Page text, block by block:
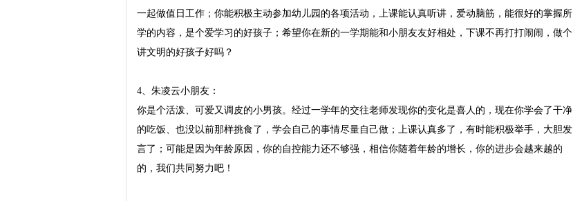
一起做值日工作；你能积极主动参加幼儿园的各项活动，上课能认真听讲，爱动脑筋，能很好的掌握所
学的内容，是个爱学习的好孩子；希望你在新的一学期能和小朋友友好相处，下课不再打打闹闹，做个
讲文明的好孩子好吗？
4、朱凌云小朋友：
你是个活泼、可爱又调皮的小男孩。经过一学年的交往老师发现你的变化是喜人的，现在你学会了干净
的吃饭、也没以前那样挑食了，学会自己的事情尽量自己做；上课认真多了，有时能积极举手，大胆发
言了；可能是因为年龄原因，你的自控能力还不够强，相信你随着年龄的增长，你的进步会越来越的
的，我们共同努力吧！